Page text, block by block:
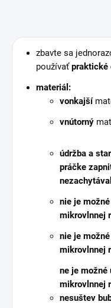
zbavte sa
používaťpraktické
materiál:
vonkajší
vnútorný
údržba a
práčke
nie je
mikrovlnnej
nie je
mikrovlnnej
ne je možné
mikrovlnnej
nesuštev